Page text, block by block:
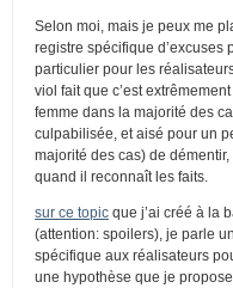
Selon moi, mais je peux me
registre spécifique d’excuses
particulier pour les
viol fait que c’est
femme dans la majorité des
culpabilisée, et aisé pour un
majorité des cas) de
quand il reconnaît les faits.
sur ce topic que j’ai créé à la
(attention: spoilers), je parle
spécifique aux réalisateurs
une hypothèse que je